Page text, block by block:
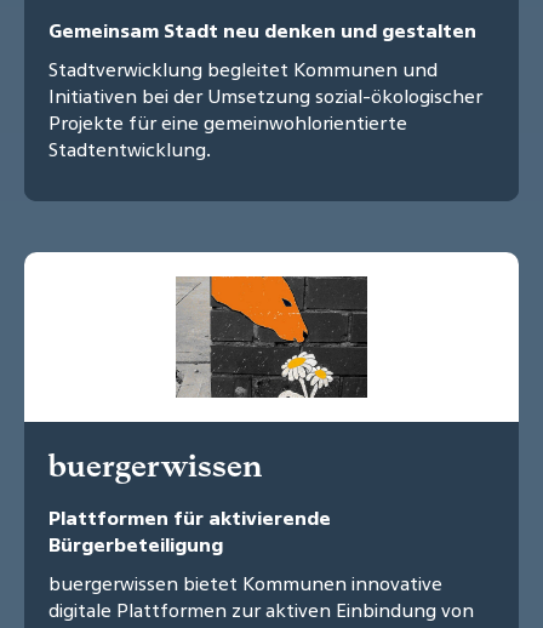
Gemeinsam Stadt neu denken und gestalten
Stadtverwicklung begleitet Kommunen und
Initiativen bei der Umsetzung sozial-ökologischer
Projekte für eine gemeinwohlorientierte
Stadtentwicklung.
buergerwissen
Plattformen für aktivierende
Bürgerbeteiligung
buergerwissen bietet Kommunen innovative
digitale Plattformen zur aktiven Einbindung von